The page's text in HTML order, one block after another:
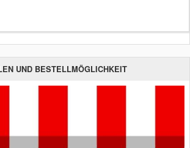
UND BESTELLMÖGLICHKEIT